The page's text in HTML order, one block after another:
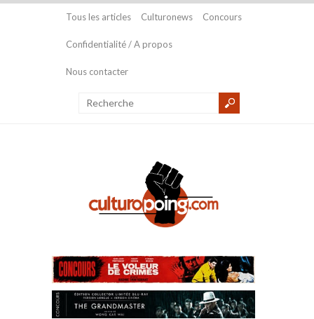
Tous les articles Culturonews Concours
Confidentialité / A propos
Nous contacter